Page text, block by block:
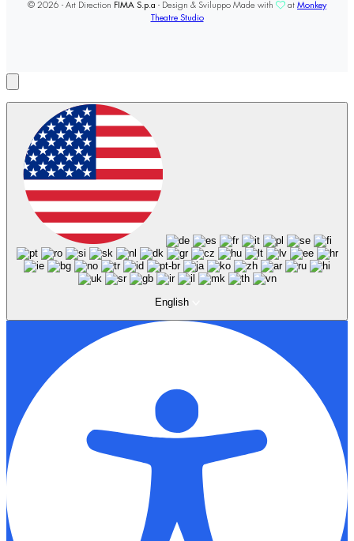
© 2026 - Art Direction FIMA S.p.a - Design & Sviluppo Made with at Monkey
Theatre Studio
English